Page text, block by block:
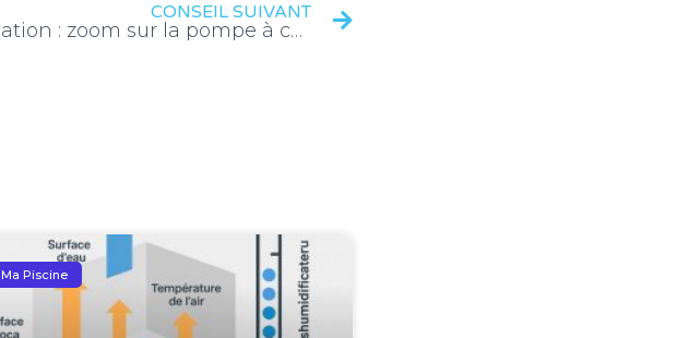
CONSEIL SUIVANT
Innovation : zoom sur la pompe à chaleur Jetline Platinium de Poolex
Ma Piscine